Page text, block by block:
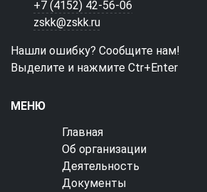
+7 (4152) 42-56-06
zskk@zskk.ru
Нашли ошибку? Сообщите нам!
Выделите и нажмите Ctr+Enter
МЕНЮ
Главная
Об организации
Деятельность
Документы